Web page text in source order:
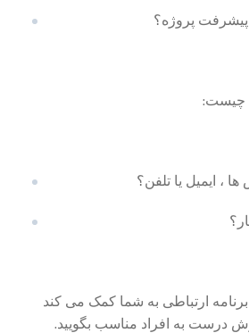
پیشرفت پروژه؟
چیست:
، ایمیل یا تلفن؟
برنامه ارتباطی به شما کمک می کند
به افراد مناسب بگویید.